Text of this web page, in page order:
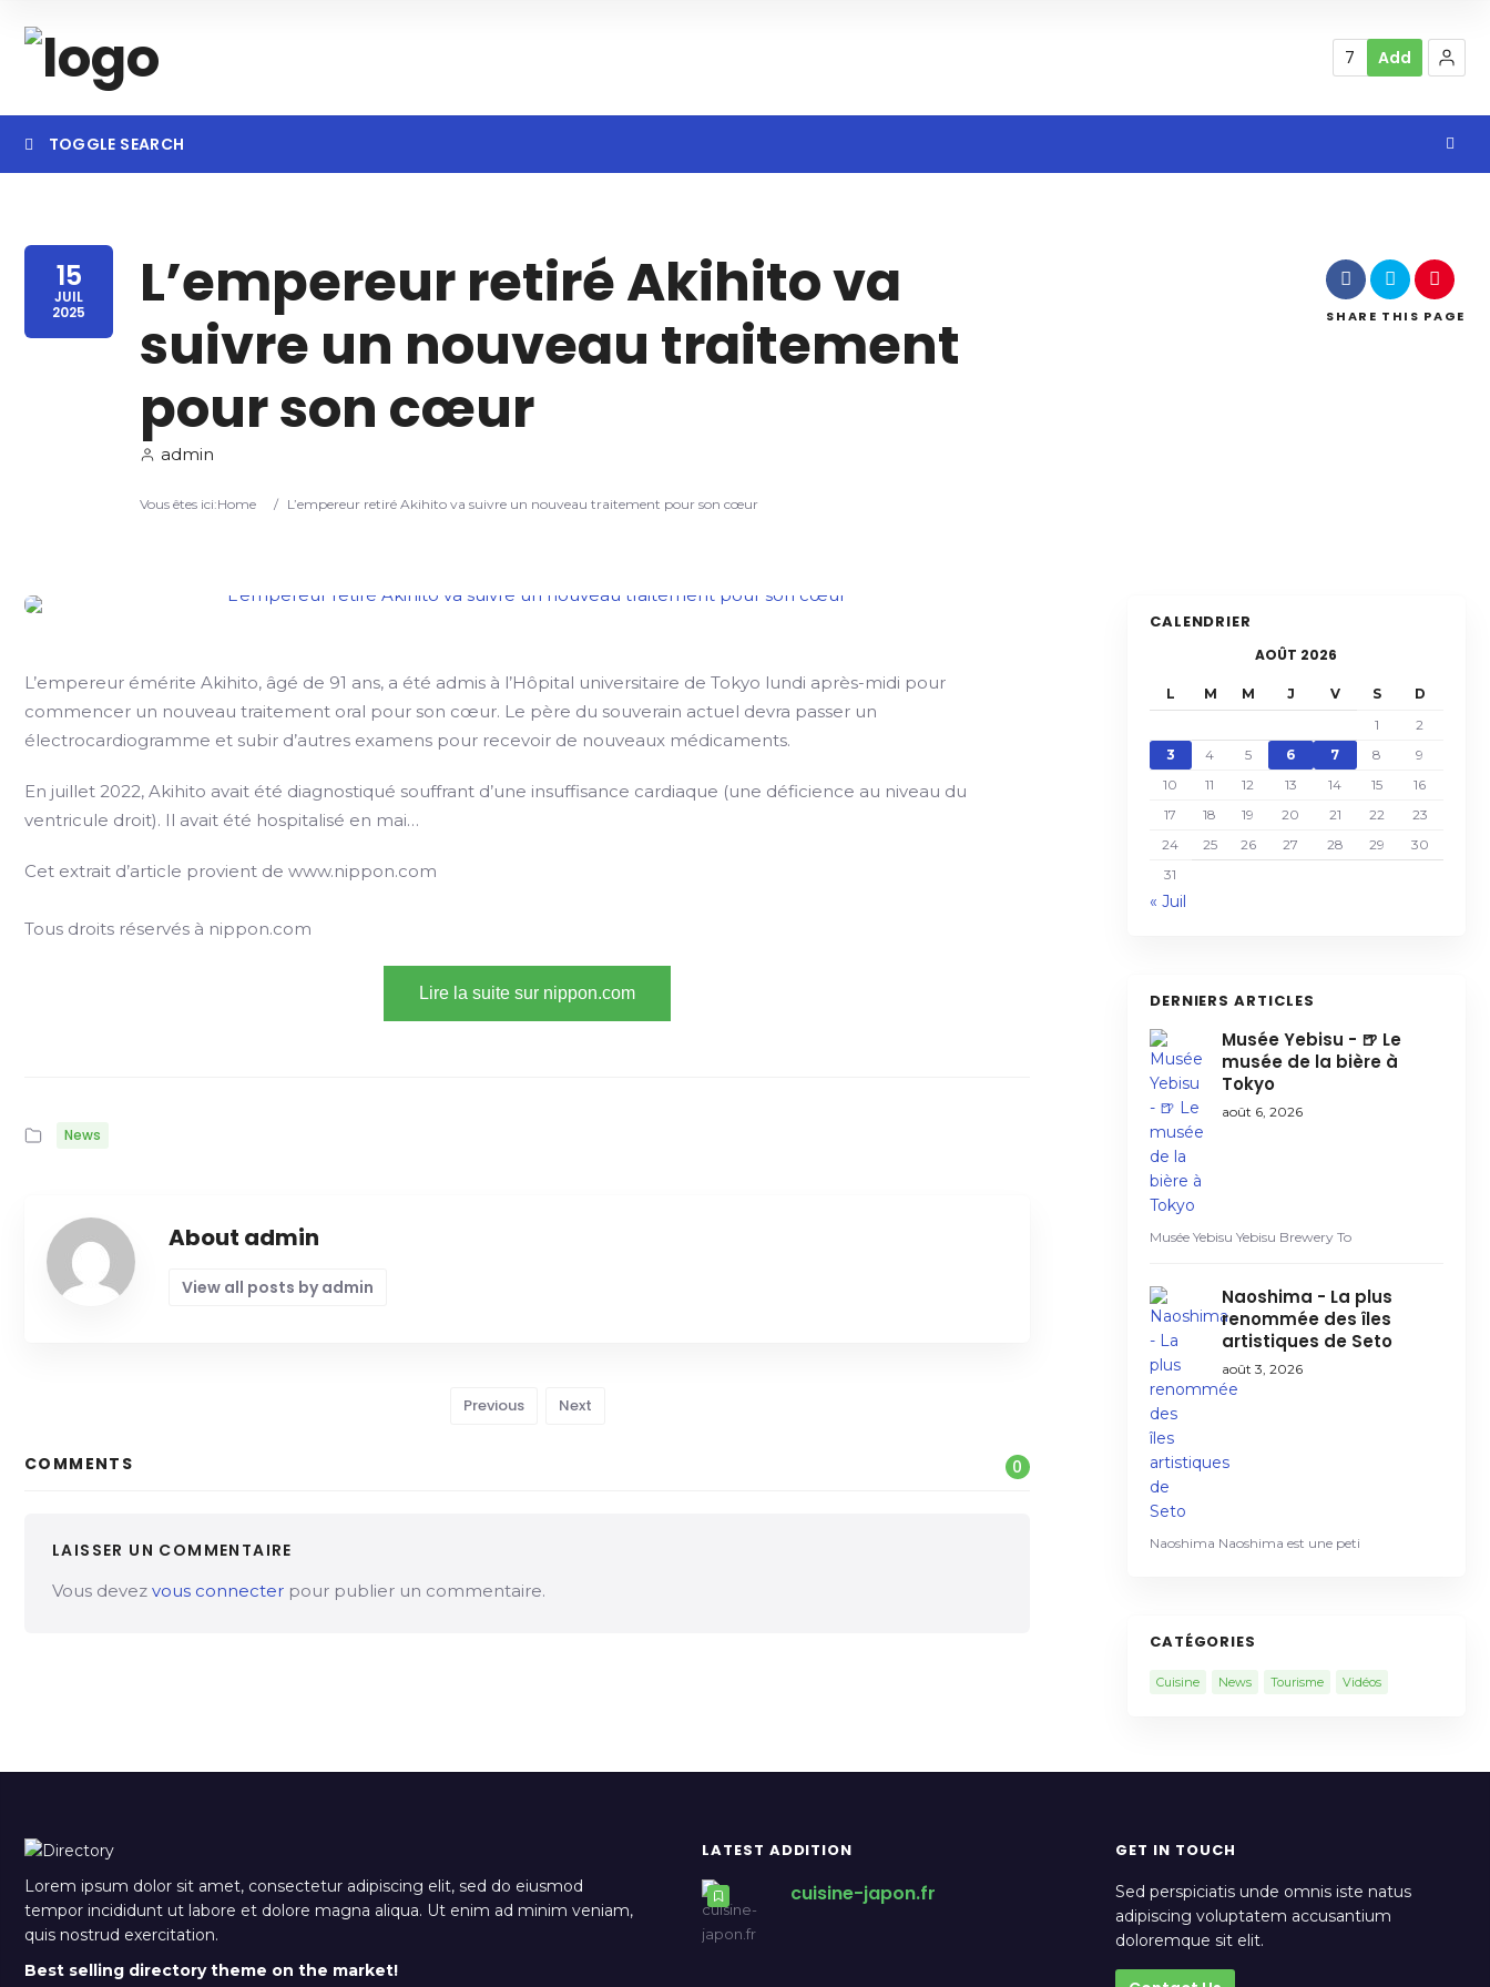
7 Add
TOGGLE SEARCH
15
JUIL
2025
L’empereur retiré Akihito va
suivre un nouveau traitement
pour son cœur
admin
Vous êtes ici:Home / L’empereur retiré Akihito va suivre un nouveau traitement pour son cœur
SHARE THIS PAGE
L’empereur émérite Akihito, âgé de 91 ans, a été admis à l’Hôpital universitaire de Tokyo lundi après-midi pour
commencer un nouveau traitement oral pour son cœur. Le père du souverain actuel devra passer un
électrocardiogramme et subir d’autres examens pour recevoir de nouveaux médicaments.
En juillet 2022, Akihito avait été diagnostiqué souffrant d’une insuffisance cardiaque (une déficience au niveau du
ventricule droit). Il avait été hospitalisé en mai…
Cet extrait d’article provient de www.nippon.com
Tous droits réservés à nippon.com
Lire la suite sur nippon.com
News
About admin
View all posts by admin
Previous Next
COMMENTS 0
LAISSER UN COMMENTAIRE
Vous devez vous connecter pour publier un commentaire.
CALENDRIER
AOÛT 2026
L M M J V S
D
1
2
3
4 5 6 7 8
9
10
11 12 13 14 15
16
17
18 19 20 21 22
23
24
25 26 27 28 29
30
31
« Juil
DERNIERS ARTICLES
Musée Yebisu - 🍺 Le
musée de la bière à
Tokyo
août 6, 2026
Musée Yebisu Yebisu Brewery To
Naoshima - La plus
renommée des îles
artistiques de Seto
août 3, 2026
Naoshima Naoshima est une peti
CATÉGORIES
Cuisine News Tourisme Vidéos
Lorem ipsum dolor sit amet, consectetur adipiscing elit, sed do eiusmod
tempor incididunt ut labore et dolore magna aliqua. Ut enim ad minim veniam,
quis nostrud exercitation.
Best selling directory theme on the market!
LATEST ADDITION
cuisine-japon.fr
GET IN TOUCH
Sed perspiciatis unde omnis iste natus
adipiscing voluptatem accusantium
doloremque sit elit.